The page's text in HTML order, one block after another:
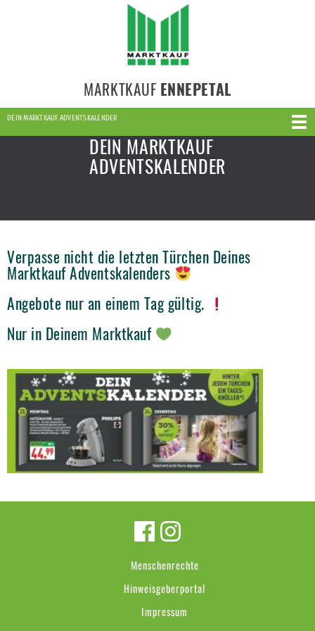
MARKTKAUF ENNEPETAL
DEIN MARKTKAUF ADVENTSKALENDER
DEIN MARKTKAUF
ADVENTSKALENDER
Verpasse nicht die letzten Türchen Deines
Marktkauf Adventskalenders
Angebote nur an einem Tag gültig.
Nur in Deinem Marktkauf
Menschenrechte
Hinweisgeberportal
Impressum